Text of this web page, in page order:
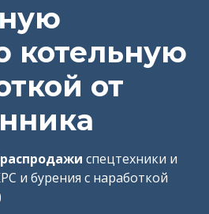
котельную
от
распродажи спецтехники и
и бурения с наработкой